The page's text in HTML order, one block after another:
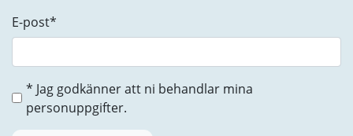
E-post*
* Jag godkänner att ni behandlar mina
personuppgifter.